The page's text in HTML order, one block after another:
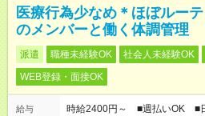
医療行為少なめ＊ほぼルー
のメンバーと働く体調管理
派遣 職種未経験OK 社会人未経験OK
WEB登録・面接OK
給与 時給2400円～ ■週払いOK ■